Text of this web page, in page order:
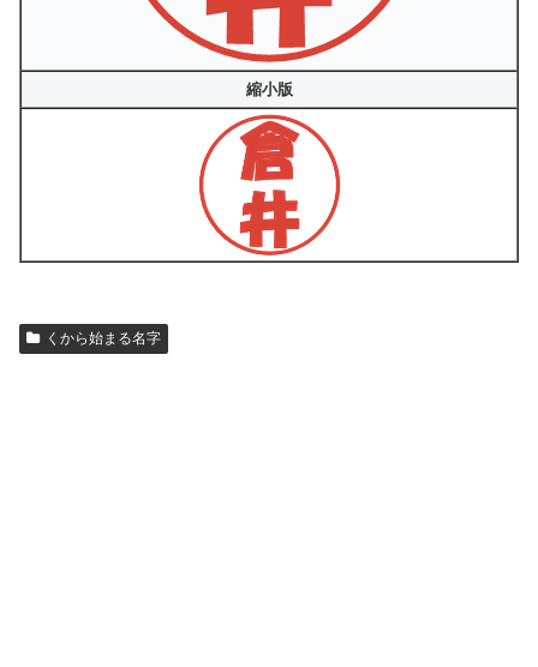
縮小版
くから始まる名字